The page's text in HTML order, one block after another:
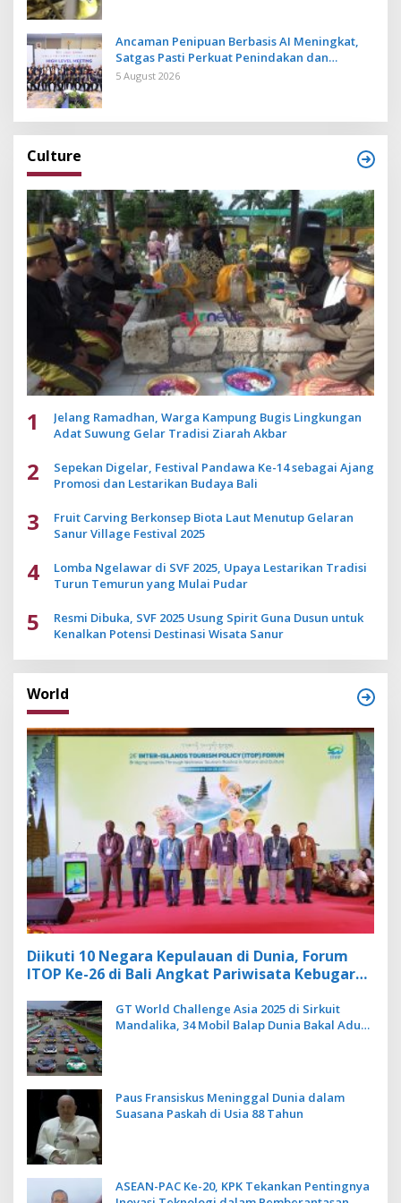
Ancaman Penipuan Berbasis AI Meningkat,
Satgas Pasti Perkuat Penindakan dan
Pengembangan Aplikasi Anti Penipuan
5 August 2026
Culture
1
Jelang Ramadhan, Warga Kampung Bugis Lingkungan
Adat Suwung Gelar Tradisi Ziarah Akbar
2
Sepekan Digelar, Festival Pandawa Ke-14 sebagai Ajang
Promosi dan Lestarikan Budaya Bali
3
Fruit Carving Berkonsep Biota Laut Menutup Gelaran
Sanur Village Festival 2025
4
Lomba Ngelawar di SVF 2025, Upaya Lestarikan Tradisi
Turun Temurun yang Mulai Pudar
5
Resmi Dibuka, SVF 2025 Usung Spirit Guna Dusun untuk
Kenalkan Potensi Destinasi Wisata Sanur
World
Diikuti 10 Negara Kepulauan di Dunia, Forum
ITOP Ke-26 di Bali Angkat Pariwisata Kebugaran
GT World Challenge Asia 2025 di Sirkuit
Mandalika, 34 Mobil Balap Dunia Bakal Adu
Paus Fransiskus Meninggal Dunia dalam
Suasana Paskah di Usia 88 Tahun
ASEAN-PAC Ke-20, KPK Tekankan Pentingnya